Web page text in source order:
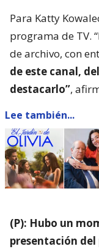
Para Katty
programa de TV.
de archivo, con
de este canal,
destacarlo”,
Lee también...
(P): Hubo un
presentación